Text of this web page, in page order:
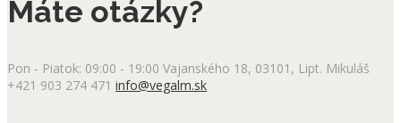
Máte otázky?
Pon - Piatok: 09:00 - 19:00 Vajanského 18, 03101, Lipt. Mikuláš
+421 903 274 471 info@vegalm.sk